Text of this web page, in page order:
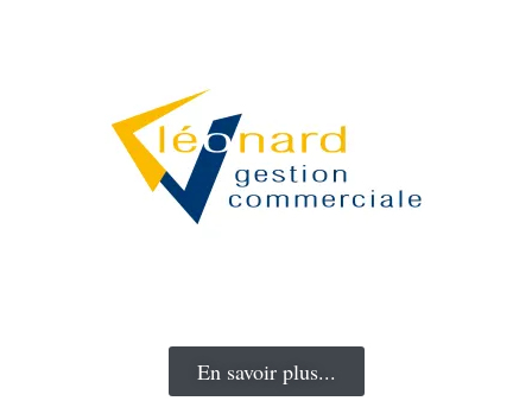
Nombreuses fonctionnalités : Haut niveau
de personnalisation des modèles d'impression, du
logiciel... Du devis à la facturation, croquis de
menuiserie, gestion des tâches et des plannings,
gestion de la relation client, statistiques, transfert en
En savoir plus...